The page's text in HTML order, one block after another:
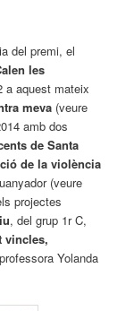
del premi, el
les
a aquest mateix
meva (veure
amb dos
de Santa
de la violència
(veure
projectes
, del grup 1r C,
vincles,
Yolanda